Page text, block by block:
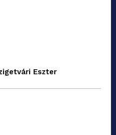
Eszter